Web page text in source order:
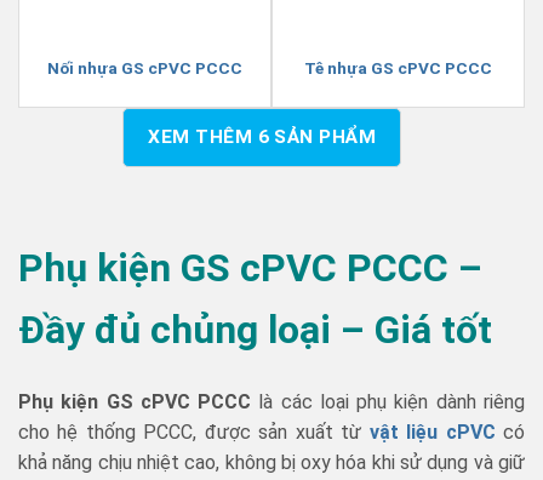
Nối nhựa GS cPVC PCCC Tê nhựa GS cPVC PCCC
XEM THÊM 6SẢN PHẨM
Phụ kiện GS cPVC PCCC –
Đầy đủ chủng loại – Giá tốt
Phụ kiện GS cPVC PCCC là các loại phụ kiện dành riêng
cho hệ thống PCCC, được sản xuất từ vật liệu cPVC có
khả năng chịu nhiệt cao, không bị oxy hóa khi sử dụng và giữ